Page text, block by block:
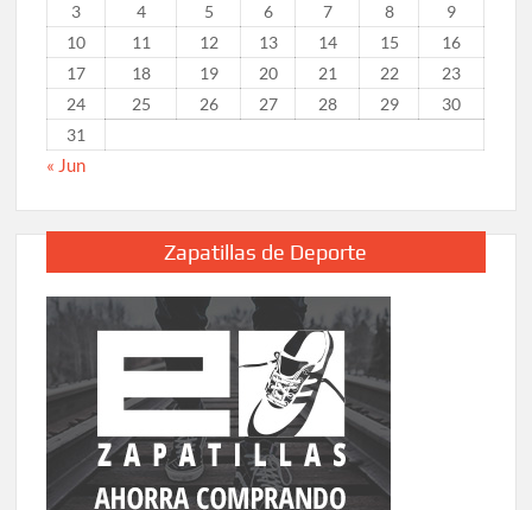
3
4 5 6 7 8
9
10
11 12 13 14 15
16
17
18 19 20 21 22
23
24
25 26 27 28 29
30
31
« Jun
Zapatillas de Deporte